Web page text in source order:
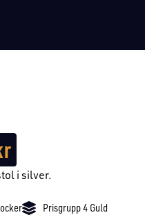
i silver.
Prisgrupp 4 Guld